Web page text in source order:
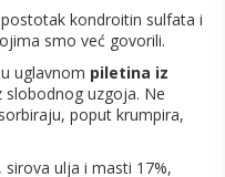
kondroitin sulfata i
smo već govorili.
uglavnom piletina iz
slobodnog uzgoja. Ne
poput krumpira,
sirova ulja i masti 17%,